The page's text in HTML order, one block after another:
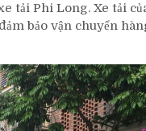
tải Phi Long. Xe tải
bảo vận chuyển